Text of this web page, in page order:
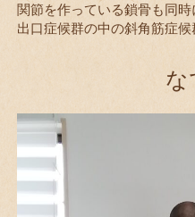
関節を作っている鎖骨も同
出口症候群の中の斜角筋症候
な